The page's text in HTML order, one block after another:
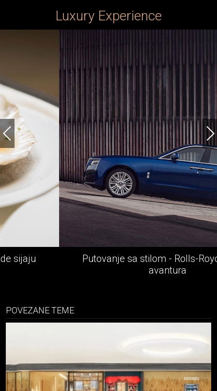
Luxury Experience
Putovanje sa stilom - Rolls-Royce epska
POVEZANE TEME